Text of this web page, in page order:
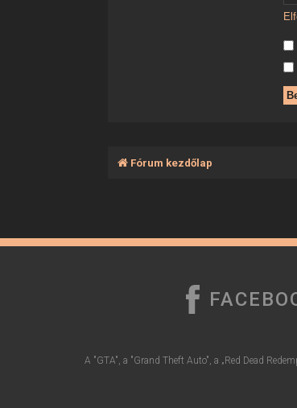
Fórum kezdőlap
A "GTA", a "Grand Theft Auto", a „Red Dead